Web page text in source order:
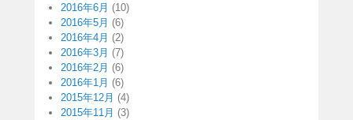
2016年6月 (10)
2016年5月 (6)
2016年4月 (2)
2016年3月 (7)
2016年2月 (6)
2016年1月 (6)
2015年12月 (4)
2015年11月 (3)